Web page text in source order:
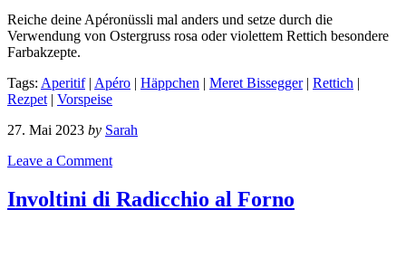
Reiche deine Apéronüssli mal anders und setze durch die
Verwendung von Ostergruss rosa oder violettem Rettich besondere
Farbakzepte.
Tags: Aperitif| Apéro | Häppchen | Meret Bissegger| Rettich |
Rezpet | Vorspeise
27. Mai 2023 by Sarah
Leave a Comment
Involtini di Radicchio al Forno